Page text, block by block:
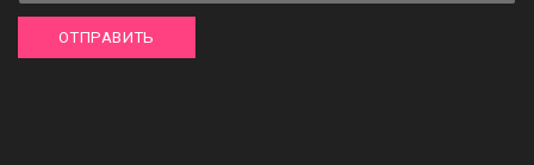
ОТПРАВИТЬ